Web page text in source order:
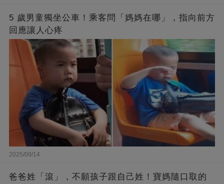
5 歲男童獨坐公車！乘客問「媽媽在哪」，指向前方
回應讓人心疼
2025/09/14
爸爸姓「滾」，不願孩子跟自己姓！寶媽隨口取的